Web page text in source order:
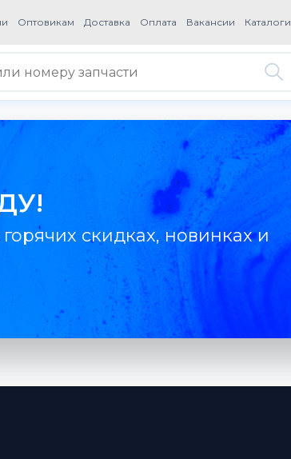
Оптовикам Доставка Оплата Вакансии Каталоги
скидках, новинках и